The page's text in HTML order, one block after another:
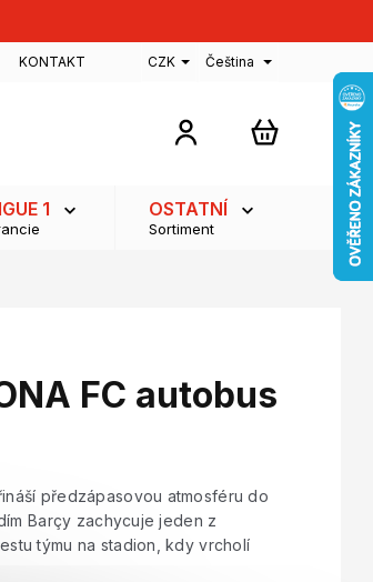
KONTAKT CZK Čeština
NÁKUPNÍ
1 OSTATNÍ
Sortiment
FC autobus
předzápasovou atmosféru do
Barçy zachycuje jeden z
týmu na stadion, kdy vrcholí